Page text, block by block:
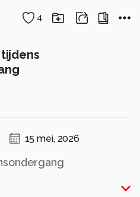
4
15 mei, 2026